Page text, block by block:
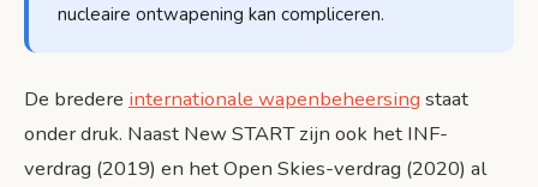
nucleaire ontwapening kan compliceren.
De bredere internationale wapenbeheersing staat
onder druk. Naast New START zijn ook het INF-
verdrag (2019) en het Open Skies-verdrag (2020) al